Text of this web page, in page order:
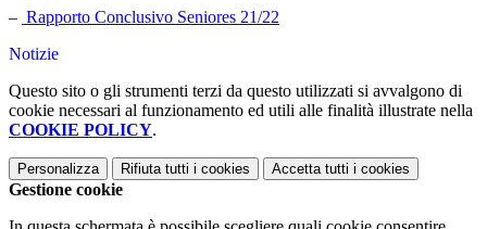
– Rapporto Conclusivo Seniores 21/22
Notizie
Questo sito o gli strumenti terzi da questo utilizzati si avvalgono di
cookie necessari al funzionamento ed utili alle finalità illustrate nella
COOKIE POLICY.
Personalizza Rifiuta tutti i cookies Accetta tutti i cookies
Gestione cookie